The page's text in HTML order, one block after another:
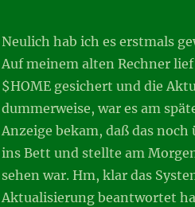
Neulich hab ich es erstmals
Auf meinem alten Rechner
$HOME gesichert und die
dummerweise, war es am
Anzeige bekam, daß das
ins Bett und stellte am
sehen war. Hm, klar das
Aktualisierung beantwortet